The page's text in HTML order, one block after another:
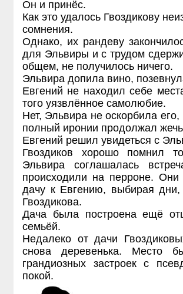
Он и принёс.
Как это удалось Гвоздикову
сомнения.
Однако, их рандеву
для Эльвиры и с трудом
общем, не получилось ничего.
Эльвира допила вино,
Евгений не находил себе
того уязвлённое самолюбие.
Нет, Эльвира не оскорбила
полный иронии продолжал
Евгений решил увидеться с
Гвоздиков хорошо помнил
Эльвира соглашалась
происходили на перроне.
дачу к Евгению, выбирая дни,
Гвоздикова.
Дача была построена ещё
семьёй.
Недалеко от дачи
снова деревенька. Место
грандиозных застроек с
покой.